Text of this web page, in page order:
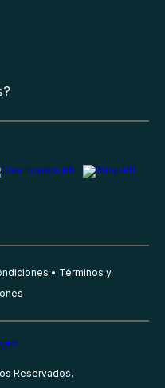
Términos y
Reservados.